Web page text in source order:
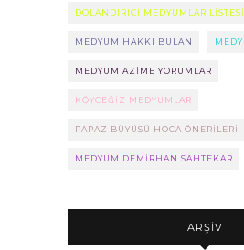
DOLANDIRICI MEDYUMLAR
MEDYUM HAKKI BULAN
MEDYUM AZIME YORUMLAR
KÖYCEĞIZ MEDYUMLAR
PAPAZ BÜYÜSÜ HOCA ÖNERILERI
MEDYUM DEMIRHAN SAHTEKAR
ARŞIV